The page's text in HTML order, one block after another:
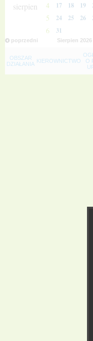
sierpien 4 17 18 19
5 24 25 26
6 31
poprzedni Sierpien 2026
OBSZAR
DZIAŁANIA KIEROWNICTWO
O